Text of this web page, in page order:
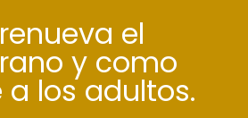
el
y como
los adultos.